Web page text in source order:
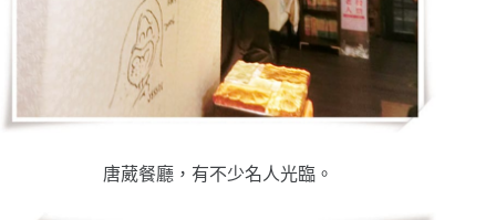
唐葳餐廳，有不少名人光臨。